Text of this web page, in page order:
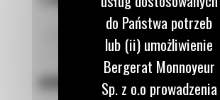
NUMER TELEFONU*
do Państwa potrzeb
lub (ii) umożliwienie
Bergerat Monnoyeur
Sp. z o.o prowadzenia